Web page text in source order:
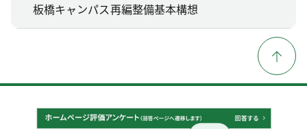
板橋キャンパス再編整備基本構想